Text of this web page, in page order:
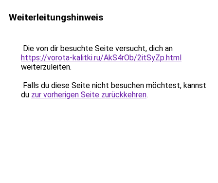
Weiterleitungshinweis
Die von dir besuchte Seite versucht, dich an
https://vorota-kalitki.ru/AkS4rOb/2itSyZp.html
weiterzuleiten.
Falls du diese Seite nicht besuchen möchtest, kannst
du zur vorherigen Seite zurückkehren.